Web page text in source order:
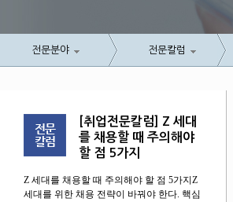
전문분야 전문칼럼
[취업전문칼럼] Z 세대
를 채용할 때 주의해야
할 점 5가지
Z 세대를 채용할 때 주의해야 할 점 5가지Z
세대를 위한 채용 전략이 바꿔야 한다. 핵심